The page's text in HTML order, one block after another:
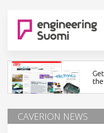
CAVERION NEWS